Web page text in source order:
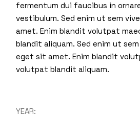
fermentum dui faucibus in
vestibulum. Sed enim ut sem
amet. Enim blandit volutpat
blandit aliquam. Sed enim ut
eget sit amet. Enim blandit
volutpat blandit aliquam.
YEAR: